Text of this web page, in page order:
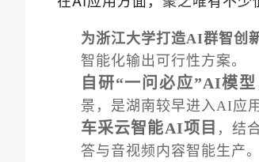
为浙江大学打造AI群智创
智能化输出可行性方案。
自研“一问必应”AI模型
景，是湖南较早进入AI应
车采云智能AI项目 ，结
答与音视频内容智能生产。